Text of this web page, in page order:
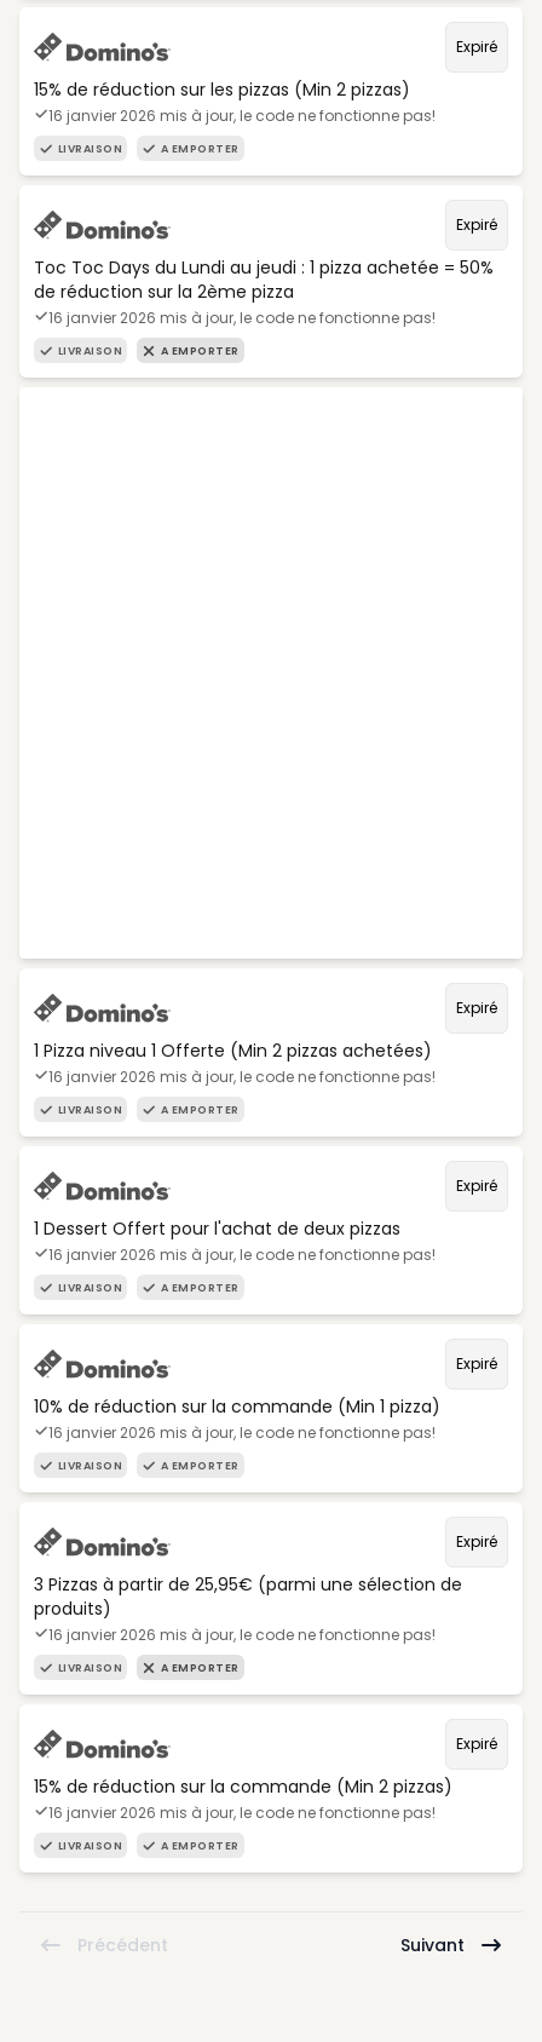
Expiré
15% de réduction sur les pizzas (Min 2 pizzas)
16 janvier 2026 mis à jour, le code ne fonctionne pas!
LIVRAISON A EMPORTER
Expiré
Toc Toc Days du Lundi au jeudi : 1 pizza achetée = 50%
de réduction sur la 2ème pizza
16 janvier 2026 mis à jour, le code ne fonctionne pas!
LIVRAISON A EMPORTER
Expiré
1 Pizza niveau 1 Offerte (Min 2 pizzas achetées)
16 janvier 2026 mis à jour, le code ne fonctionne pas!
LIVRAISON A EMPORTER
Expiré
1 Dessert Offert pour l'achat de deux pizzas
16 janvier 2026 mis à jour, le code ne fonctionne pas!
LIVRAISON A EMPORTER
Expiré
10% de réduction sur la commande (Min 1 pizza)
16 janvier 2026 mis à jour, le code ne fonctionne pas!
LIVRAISON A EMPORTER
Expiré
3 Pizzas à partir de 25,95€ (parmi une sélection de
produits)
16 janvier 2026 mis à jour, le code ne fonctionne pas!
LIVRAISON A EMPORTER
Expiré
15% de réduction sur la commande (Min 2 pizzas)
16 janvier 2026 mis à jour, le code ne fonctionne pas!
LIVRAISON A EMPORTER
Précédent Suivant